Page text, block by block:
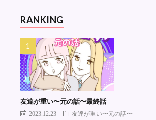
RANKING
友達が重い〜元の話〜最終話
2023.12.23 友達が重い〜元の話〜